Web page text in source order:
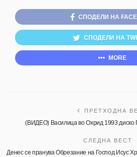
СПОДЕЛИ НА
СПОДЕЛИ НА
MORE
ПРЕТХОДНА
(ВИДЕО) Василица во Охрид 1993 диско
СЛЕДНА ВЕСТ
Денес се пранува Обрезание на Господ Исус